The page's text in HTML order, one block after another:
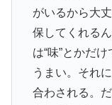
がいるから大
保してくれる
は“味”とかだ
うまい。それ
合わされる。